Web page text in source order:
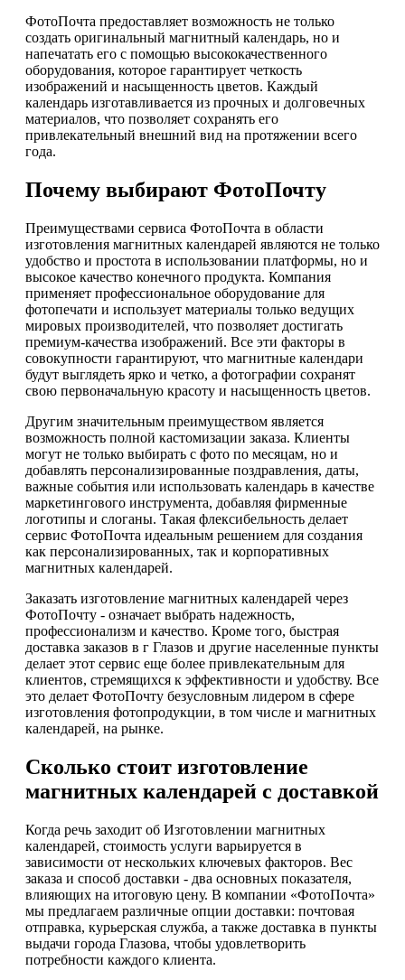
ФотоПочта предоставляет возможность не только
создать оригинальный магнитный календарь, но и
напечатать его с помощью высококачественного
оборудования, которое гарантирует четкость
изображений и насыщенность цветов. Каждый
календарь изготавливается из прочных и долговечных
материалов, что позволяет сохранять его
привлекательный внешний вид на протяжении всего
года.
Почему выбирают ФотоПочту
Преимуществами сервиса ФотоПочта в области
изготовления магнитных календарей являются не только
удобство и простота в использовании платформы, но и
высокое качество конечного продукта. Компания
применяет профессиональное оборудование для
фотопечати и использует материалы только ведущих
мировых производителей, что позволяет достигать
премиум-качества изображений. Все эти факторы в
совокупности гарантируют, что магнитные календари
будут выглядеть ярко и четко, а фотографии сохранят
свою первоначальную красоту и насыщенность цветов.
Другим значительным преимуществом является
возможность полной кастомизации заказа. Клиенты
могут не только выбирать с фото по месяцам, но и
добавлять персонализированные поздравления, даты,
важные события или использовать календарь в качестве
маркетингового инструмента, добавляя фирменные
логотипы и слоганы. Такая флексибельность делает
сервис ФотоПочта идеальным решением для создания
как персонализированных, так и корпоративных
магнитных календарей.
Заказать изготовление магнитных календарей через
ФотоПочту - означает выбрать надежность,
профессионализм и качество. Кроме того, быстрая
доставка заказов в г Глазов и другие населенные пункты
делает этот сервис еще более привлекательным для
клиентов, стремящихся к эффективности и удобству. Все
это делает ФотоПочту безусловным лидером в сфере
изготовления фотопродукции, в том числе и магнитных
календарей, на рынке.
Сколько стоит изготовление
магнитных календарей с доставкой
Когда речь заходит об Изготовлении магнитных
календарей, стоимость услуги варьируется в
зависимости от нескольких ключевых факторов. Вес
заказа и способ доставки - два основных показателя,
влияющих на итоговую цену. В компании «ФотоПочта»
мы предлагаем различные опции доставки: почтовая
отправка, курьерская служба, а также доставка в пункты
выдачи города Глазова, чтобы удовлетворить
потребности каждого клиента.